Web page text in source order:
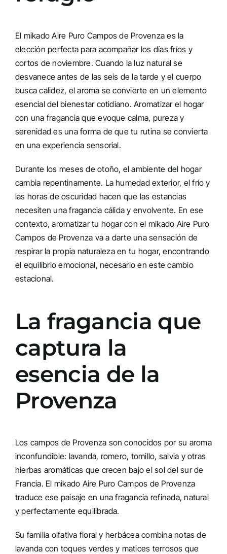
El mikado Aire Puro Campos de Provenza es la
elección perfecta para acompañar los días fríos y
cortos de noviembre. Cuando la luz natural se
desvanece antes de las seis de la tarde y el cuerpo
busca calidez, el aroma se convierte en un elemento
esencial del bienestar cotidiano. Aromatizar el hogar
con una fragancia que evoque calma, pureza y
serenidad es una forma de que tu rutina se convierta
en una experiencia sensorial.
Durante los meses de otoño, el ambiente del hogar
cambia repentinamente. La humedad exterior, el frío y
las horas de oscuridad hacen que las estancias
necesiten una fragancia cálida y envolvente. En ese
contexto, aromatizar tu hogar con el mikado Aire Puro
Campos de Provenza va a darte una sensación de
respirar la propia naturaleza en tu hogar, encontrando
el equilibrio emocional, necesario en este cambio
estacional.
La fragancia que
captura la
esencia de la
Provenza
Los campos de Provenza son conocidos por su aroma
inconfundible: lavanda, romero, tomillo, salvia y otras
hierbas aromáticas que crecen bajo el sol del sur de
Francia. El mikado Aire Puro Campos de Provenza
traduce ese paisaje en una fragancia refinada, natural
y perfectamente equilibrada.
Su familia olfativa floral y herbácea combina notas de
lavanda con toques verdes y matices terrosos que